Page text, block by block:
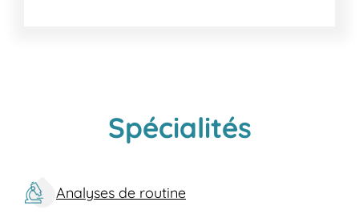
d'infirmiers et de biologistes compétents est
à votre écoute pour répondre à vos besoins
permettent un accès facile et rapide. De
Spécialités
Analyses de routine